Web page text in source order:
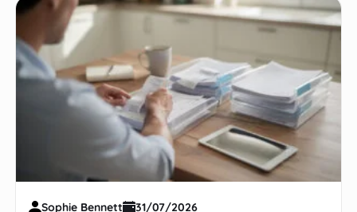
Sophie Bennett 31/07/2026